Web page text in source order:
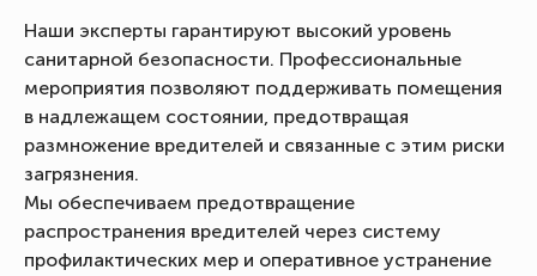
Наши эксперты гарантируют высокий уровень
санитарной безопасности. Профессиональные
мероприятия позволяют поддерживать помещения
в надлежащем состоянии, предотвращая
размножение вредителей и связанные с этим риски
загрязнения.
Мы обеспечиваем предотвращение
распространения вредителей через систему
профилактических мер и оперативное устранение